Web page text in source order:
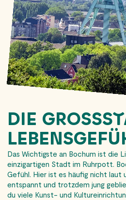
DIE
Das Wichtigste an Bochum ist die
einzigartigen Stadt im Ruhrpott.
Gefühl. Hier ist es häufig nicht laut
entspannt und trotzdem jung
du viele Kunst- und